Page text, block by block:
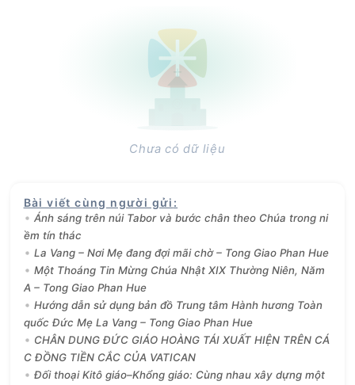
Chưa có dữ liệu
Bài viết cùng người gửi :
Ánh sáng trên núi Tabor và bước chân theo Chúa trong ni
ềm tín thác
La Vang – Nơi Mẹ đang đợi mãi chờ – Tong Giao Phan Hue
Một Thoáng Tin Mừng Chúa Nhật XIX Thường Niên, Năm
A – Tong Giao Phan Hue
Hướng dẫn sử dụng bản đồ Trung tâm Hành hương Toàn
quốc Đức Mẹ La Vang – Tong Giao Phan Hue
CHÂN DUNG ĐỨC GIÁO HOÀNG TÁI XUẤT HIỆN TRÊN CÁ
C ĐỒNG TIỀN CẮC CỦA VATICAN
Đối thoại Kitô giáo–Khổng giáo: Cùng nhau xây dựng một